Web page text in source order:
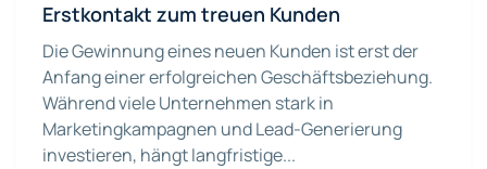
Erstkontakt zum treuen Kunden
Die Gewinnung eines neuen Kunden ist erst der
Anfang einer erfolgreichen Geschäftsbeziehung.
Während viele Unternehmen stark in
Marketingkampagnen und Lead-Generierung
investieren, hängt langfristige...